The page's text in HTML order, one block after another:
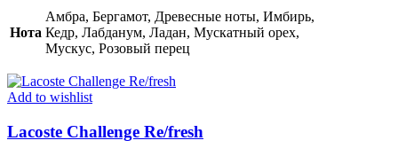
Maleky
(TR)
quantity
Нота
Амбра, Бергамот, Древесные ноты, Имбирь,
Кедр, Лабданум, Ладан, Мускатный орех,
Мускус, Розовый перец
Add to wishlist
Lacoste Challenge Re/fresh